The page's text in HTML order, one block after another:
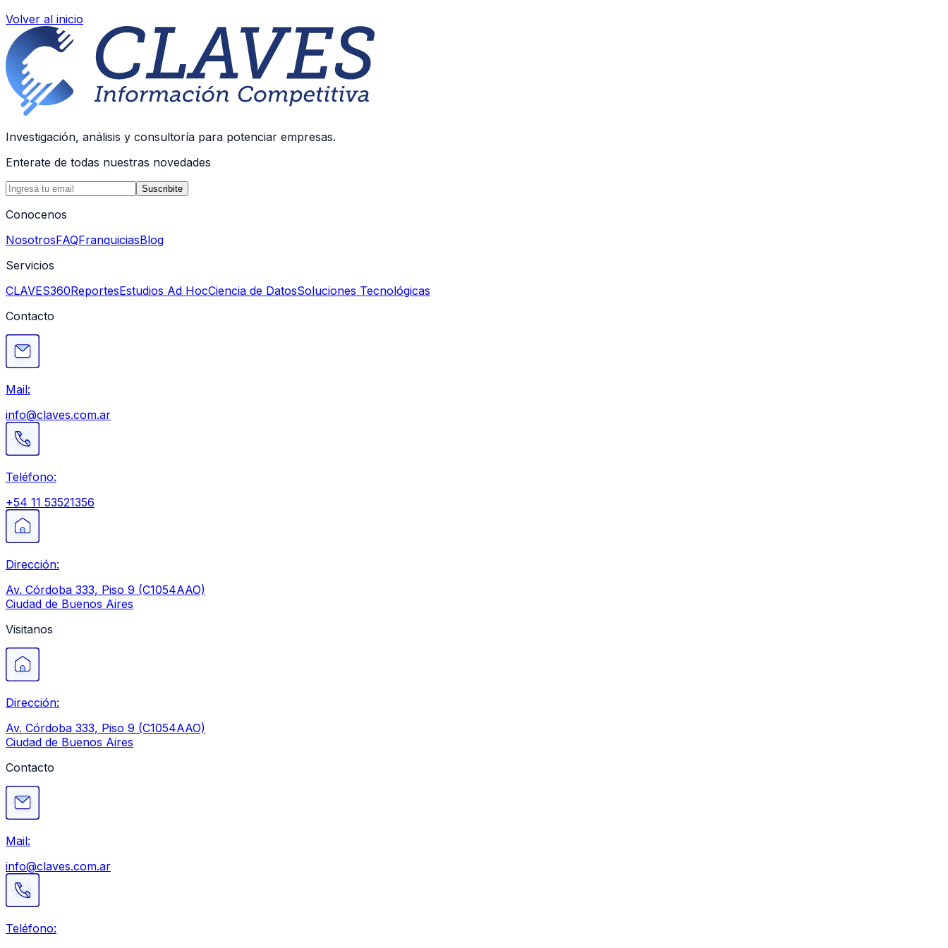
Volver al inicio
Investigación, análisis y consultoría para potenciar empresas.
Enterate de todas nuestras novedades
Suscribite
Conocenos
NosotrosFAQFranquiciasBlog
Servicios
CLAVES360ReportesEstudios Ad HocCiencia de DatosSoluciones Tecnológicas
Contacto
Mail:
info@claves.com.ar
Teléfono:
+54 11 53521356
Dirección:
Av. Córdoba 333, Piso 9 (C1054AAO)
Ciudad de Buenos Aires
Visitanos
Dirección:
Av. Córdoba 333, Piso 9 (C1054AAO)
Ciudad de Buenos Aires
Contacto
Mail:
info@claves.com.ar
Teléfono: